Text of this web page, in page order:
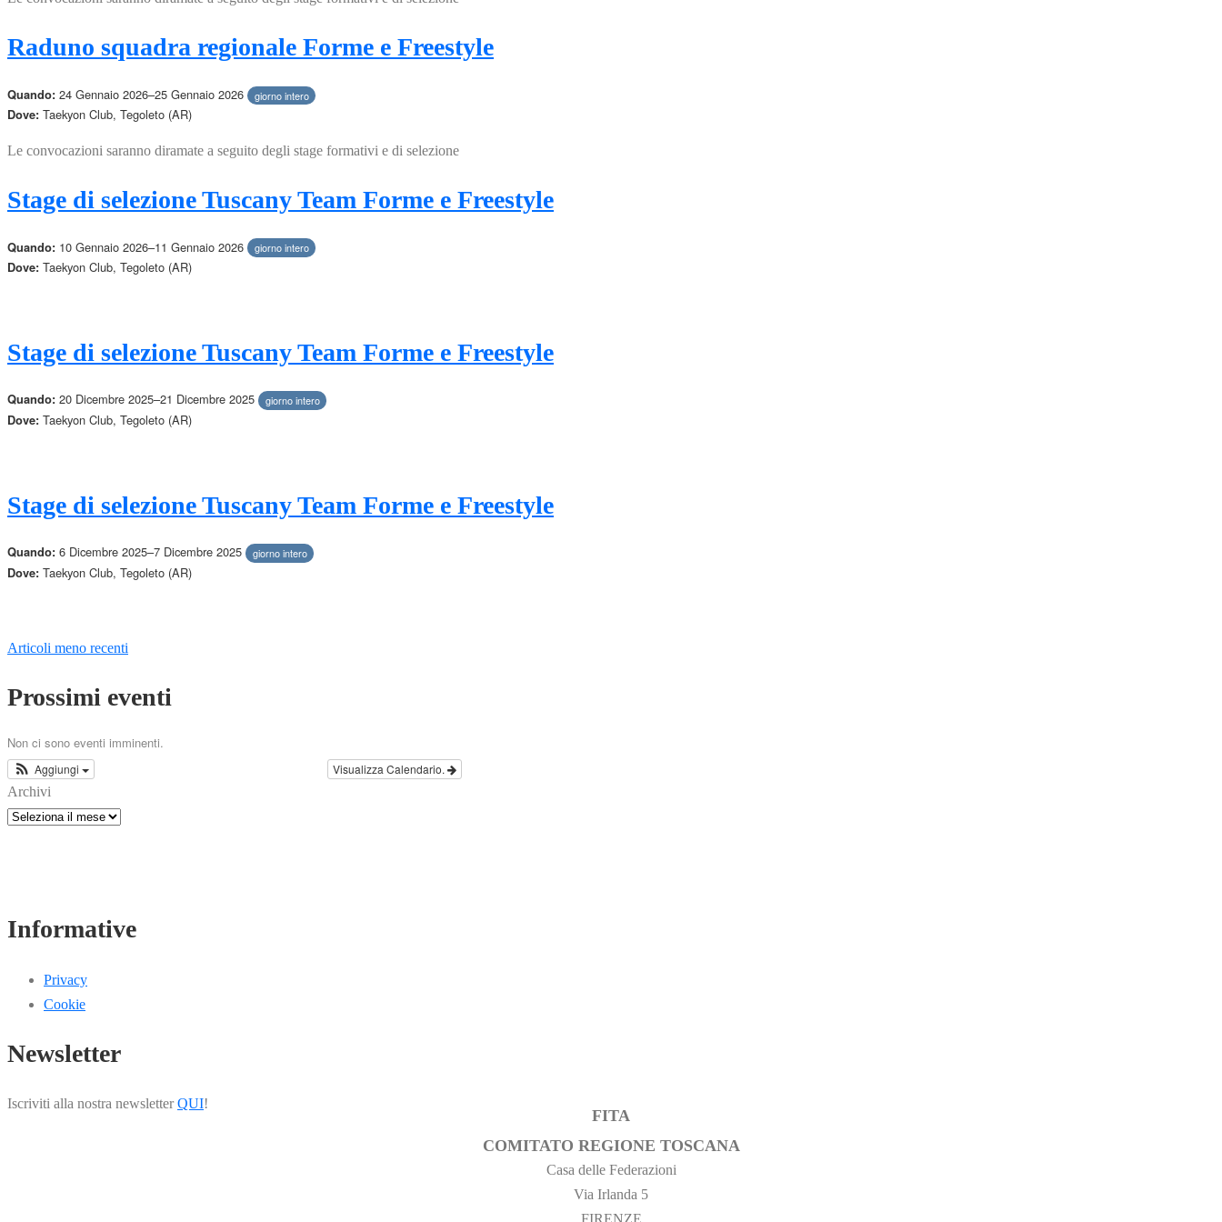
Raduno squadra regionale Forme e Freestyle
Quando: 24 Gennaio 2026–25 Gennaio 2026 giorno intero
Dove: Taekyon Club, Tegoleto (AR)
Le convocazioni saranno diramate a seguito degli stage formativi e di selezione
Stage di selezione Tuscany Team Forme e Freestyle
Quando: 10 Gennaio 2026–11 Gennaio 2026 giorno intero
Dove: Taekyon Club, Tegoleto (AR)
Stage di selezione Tuscany Team Forme e Freestyle
Quando: 20 Dicembre 2025–21 Dicembre 2025 giorno intero
Dove: Taekyon Club, Tegoleto (AR)
Stage di selezione Tuscany Team Forme e Freestyle
Quando: 6 Dicembre 2025–7 Dicembre 2025 giorno intero
Dove: Taekyon Club, Tegoleto (AR)
Navigazione
articoli
Articoli meno recenti
Prossimi eventi
Non ci sono eventi imminenti.
Visualizza Calendario.
Aggiungi
Archivi
Informative
Privacy
Cookie
Newsletter
Iscriviti alla nostra newsletterQUI!
FITA
COMITATO REGIONE TOSCANA
Casa delle Federazioni
Via Irlanda 5
FIRENZE